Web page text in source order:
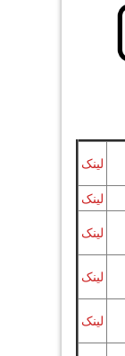
لینک
لینک
لینک
لینک
لینک